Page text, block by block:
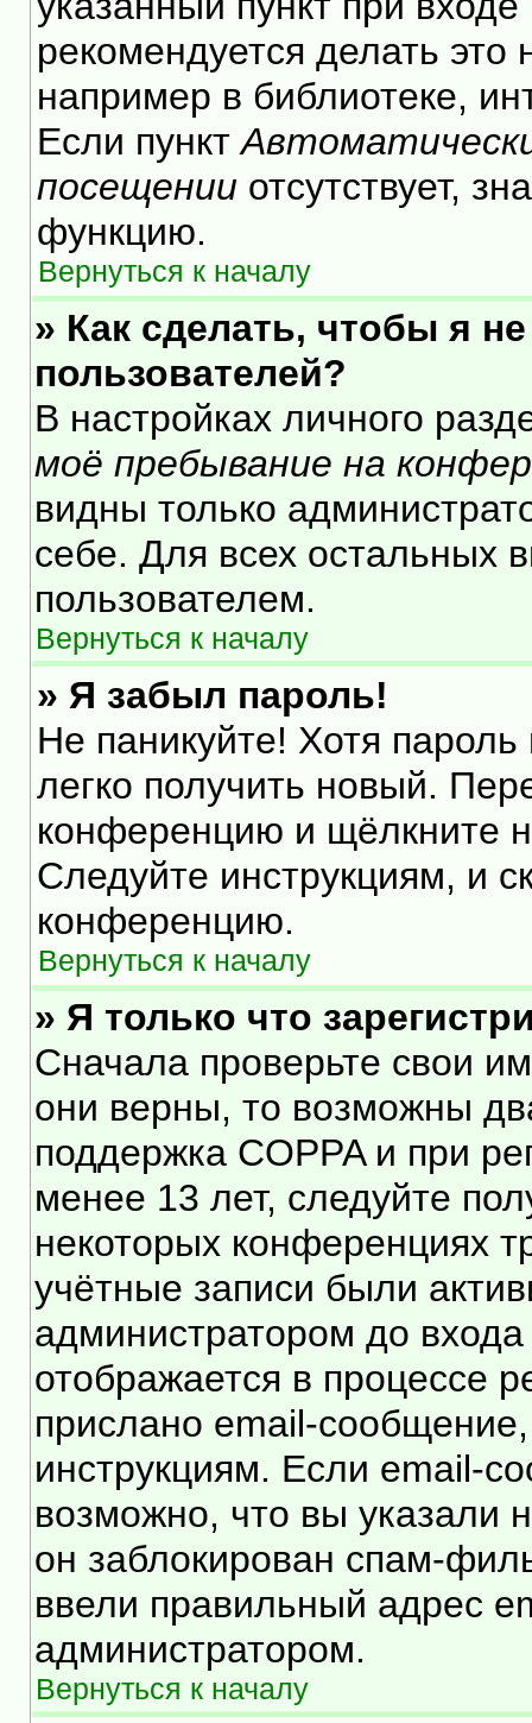
рекомендуется делать
например в библиотеке,
Если пункт
посещении отсутствует,
функцию.
Вернуться к началу
» Как сделать, чтобы я
пользователей?
В настройках личного
моё пребывание на
видны только
себе. Для всех остальных
пользователем.
Вернуться к началу
» Я забыл пароль!
Не паникуйте! Хотя
легко получить новый.
конференцию и щёлкните
Следуйте инструкциям, и
конференцию.
Вернуться к началу
» Я только что
Сначала проверьте свои
они верны, то возможны
поддержка COPPA и при
менее 13 лет, следуйте
некоторых конференциях
учётные записи были
администратором до
отображается в процессе
прислано email-
инструкциям. Если email-
возможно, что вы указали
он заблокирован спам-
ввели правильный адрес
администратором.
Вернуться к началу